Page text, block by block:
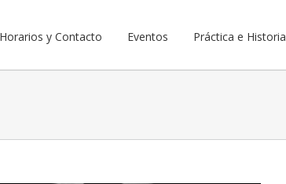
Horarios y Contacto Eventos Práctica e Historia